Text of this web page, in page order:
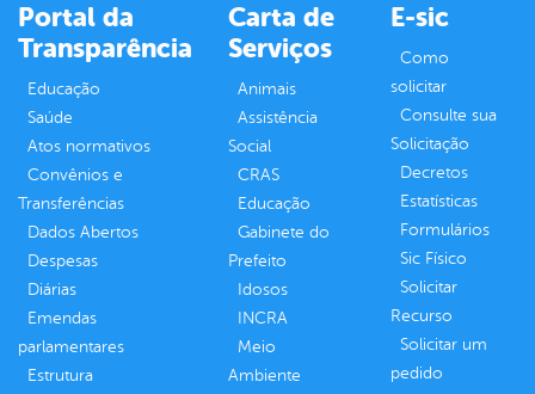
Portal da
Transparência
Educação
Saúde
Atos normativos
Convênios e
Transferências
Dados Abertos
Despesas
Diárias
Emendas
parlamentares
Estrutura
Carta de
Serviços
Animais
Assistência
Social
CRAS
Educação
Gabinete do
Prefeito
Idosos
INCRA
Meio
Ambiente
E-sic
Como
solicitar
Consulte sua
Solicitação
Decretos
Estatísticas
Formulários
Sic Físico
Solicitar
Recurso
Solicitar um
pedido